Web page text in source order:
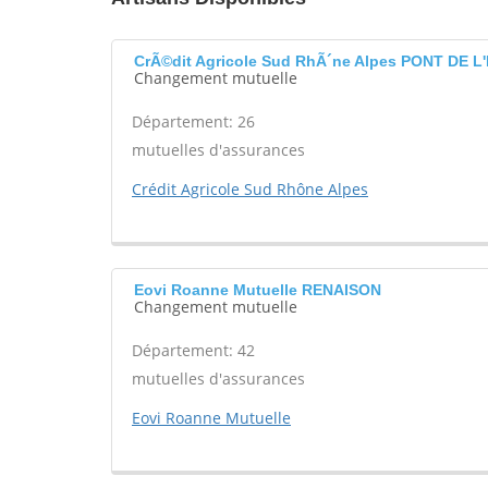
CrÃ©dit Agricole Sud RhÃ´ne Alpes PONT DE
Changement mutuelle
Département: 26
mutuelles d'assurances
Crédit Agricole Sud Rhône Alpes
Eovi Roanne Mutuelle RENAISON
Changement mutuelle
Département: 42
mutuelles d'assurances
Eovi Roanne Mutuelle